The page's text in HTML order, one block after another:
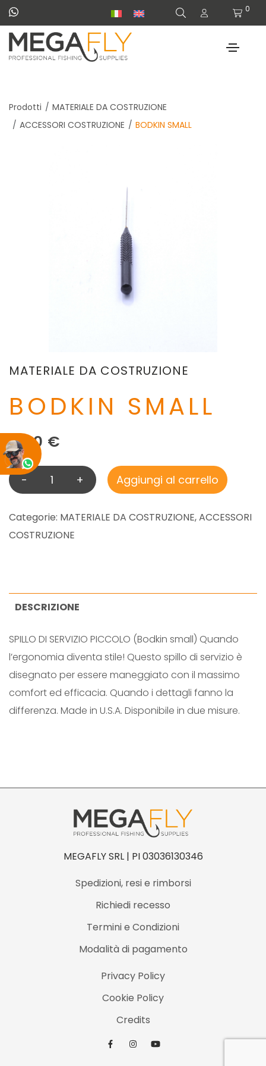
0
Prodotti
MATERIALE DA COSTRUZIONE
ACCESSORI COSTRUZIONE
BODKIN SMALL
MATERIALE DA COSTRUZIONE
BODKIN SMALL
4,90 €
B
O
D
K
M
L
L
q
u
a
- + Aggiungi al carrello
Categorie: MATERIALE DA COSTRUZIONE,ACCESSORI
COSTRUZIONE
DESCRIZIONE
SPILLO DI SERVIZIO PICCOLO (Bodkin small) Quando
l’ergonomia diventa stile! Questo spillo di servizio è
disegnato per essere maneggiato con il massimo
comfort ed efficacia. Quando i dettagli fanno la
differenza. Made in U.S.A. Disponibile in due misure.
MEGAFLY SRL | PI 03036130346
Spedizioni, resi e rimborsi
Richiedi recesso
Termini e Condizioni
Modalità di pagamento
Privacy Policy
Cookie Policy
Credits